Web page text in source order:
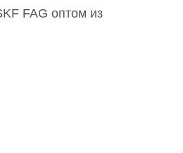
FAG оптом из